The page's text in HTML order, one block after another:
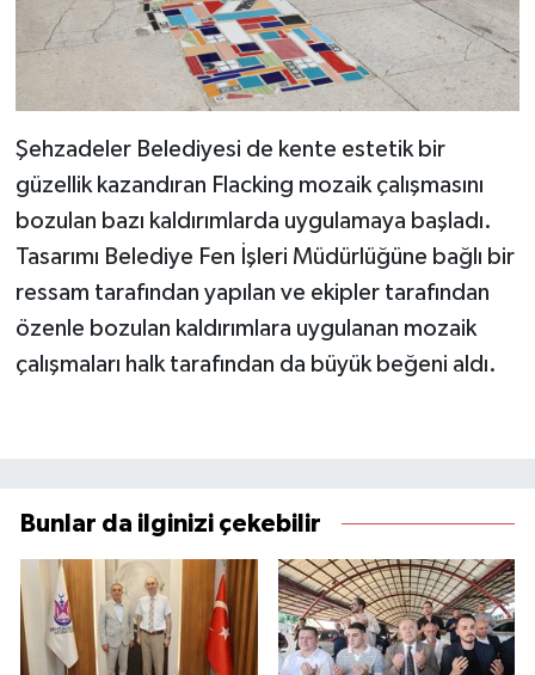
Şehzadeler Belediyesi de kente estetik bir
güzellik kazandıran Flacking mozaik çalışmasını
bozulan bazı kaldırımlarda uygulamaya başladı.
Tasarımı Belediye Fen İşleri Müdürlüğüne bağlı bir
ressam tarafından yapılan ve ekipler tarafından
özenle bozulan kaldırımlara uygulanan mozaik
çalışmaları halk tarafından da büyük beğeni aldı.
Bunlar da ilginizi çekebilir